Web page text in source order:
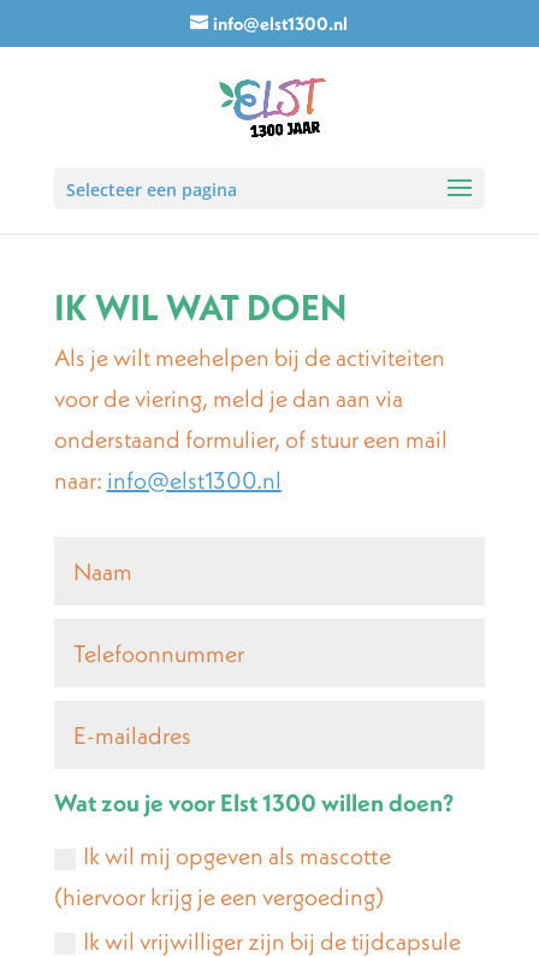
info@elst1300.nl
Selecteer een pagina
IK WIL WAT DOEN
Als je wilt meehelpen bij de activiteiten
voor de viering, meld je dan aan via
onderstaand formulier, of stuur een mail
naar: info@elst1300.nl
Wat zou je voor Elst 1300 willen doen?
Ik wil mij opgeven als mascotte
(hiervoor krijg je een vergoeding)
Ik wil vrijwilliger zijn bij de tijdcapsule